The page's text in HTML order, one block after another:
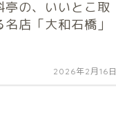
亭の、いいとこ取
店「大和石橋」
2026年2月16日